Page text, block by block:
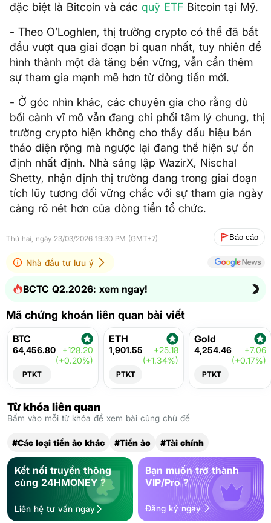
đặc biệt là Bitcoin và các quỹ ETF Bitcoin tại Mỹ.
- Theo O’Loghlen, thị trường crypto có thể đã bắt
đầu vượt qua giai đoạn bi quan nhất, tuy nhiên để
hình thành một đà tăng bền vững, vẫn cần thêm
sự tham gia mạnh mẽ hơn từ dòng tiền mới.
- Ở góc nhìn khác, các chuyên gia cho rằng dù
bối cảnh vĩ mô vẫn đang chi phối tâm lý chung, thị
trường crypto hiện không cho thấy dấu hiệu bán
tháo diện rộng mà ngược lại đang thể hiện sự ổn
định nhất định. Nhà sáng lập WazirX, Nischal
Shetty, nhận định thị trường đang trong giai đoạn
tích lũy tương đối vững chắc với sự tham gia ngày
càng rõ nét hơn của dòng tiền tổ chức.
Thứ hai, ngày 23/03/2026 19:30 PM (GMT+7) Báo cáo
Nhà đầu tư lưu ý
BCTC Q2.2026: xem ngay!
Mã chứng khoán liên quan bài viết
BTC
64,456.80
+128.20
(+0.20%)
PTKT
ETH
1,901.55
+25.18
(+1.34%)
PTKT
Gold
4,254.46
+7.06
(+0.17%)
PTKT
Từ khóa liên quan
Bấm vào mỗi từ khóa để xem bài cùng chủ đề
#Các loại tiền ảo khác #Tiền ảo #Tài chính
Kết nối truyền thông
cùng 24HMONEY ?
Liên hệ tư vấn ngay
Bạn muốn trở thành
VIP/Pro ?
Đăng ký ngay